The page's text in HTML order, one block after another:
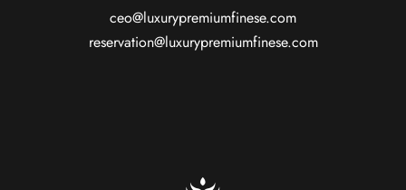
ceo@luxurypremiumfinese.com
reservation@luxurypremiumfinese.com